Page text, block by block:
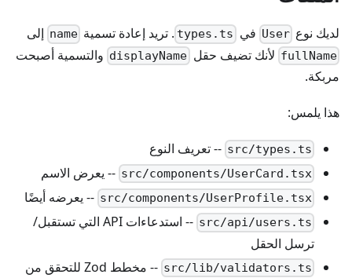
لديك نوع User في types.ts . تريد إعادة تسمية name إلى
fullName لأنك تضيف حقل displayName والتسمية أصبحت
مربكة.
هذا يلمس:
src/types.ts -- تعريف النوع
src/components/UserCard.tsx -- يعرض الاسم
src/components/UserProfile.tsx -- يعرضه أيضًا
src/api/users.ts
-- استدعاءات API التي تستقبل/
ترسل الحقل
src/lib/validators.ts
-- مخطط Zod للتحقق من